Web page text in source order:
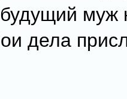
будущий муж
дела